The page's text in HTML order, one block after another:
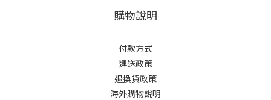
購物說明
付款方式
運送政策
退換貨政策
海外購物說明